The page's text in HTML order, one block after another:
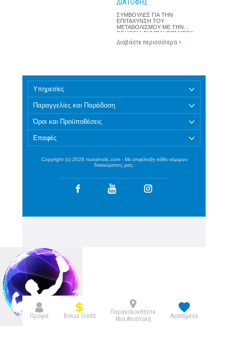
ΣΥΜΒΟΥΛΕΣ ΓΙΑ ΤΗΝ
ΕΠΙΤΑΧΥΝΣΗ ΤΟΥ
ΜΕΤΑΒΟΛΙΣΜΟΥ ΜΕ ΤΗΝ
ΒΟΗΘΕΙΑ ΣΥΜΠΛΗΡΩΜΑΤΩΝ
ΔΙΑΤΟΦΗΣ
Διαβάστε περισσότερα >
Υπηρεσίες
Παραγγελίες και Παράδοση
Όροι και Προϋποθέσεις
Επαφές
Copyright (c) 2026 nutraholic.com - Με επιφύλαξη κάθε νόμιμου
δικαιώματος μας.
Προφιλ Bonus Credit
Παρακολουθήστε
Μια Αποστολή
Αγαπημένα